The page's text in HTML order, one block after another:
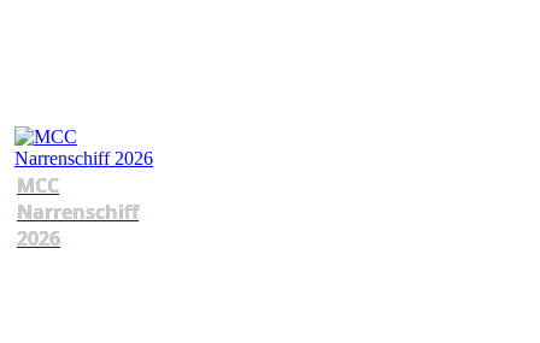
MCC
Narrenschiff
2026